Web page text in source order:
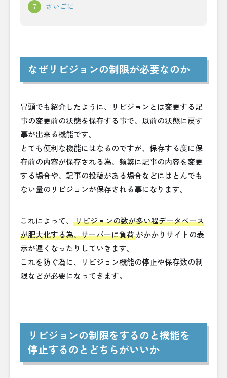
さいごに
なぜリビジョンの制限が必要なのか
冒頭でも紹介したように、リビジョンとは変更する記
事の変更前の状態を保存する事で、以前の状態に戻す
事が出来る機能です。
とても便利な機能にはなるのですが、保存する度に保
存前の内容が保存される為、頻繁に記事の内容を変更
する場合や、記事の投稿がある場合などにはとんでも
ない量のリビジョンが保存される事になります。
これによって、
リビジョンの数が多い程データベース
が肥大化する為、サーバーに負荷がかかりサイトの表
示が遅くなったりしていきます。
これを防ぐ為に、リビジョン機能の停止や保存数の制
限などが必要になってきます。
リビジョンの制限をするのと機能を
停止するのとどちらがいいか